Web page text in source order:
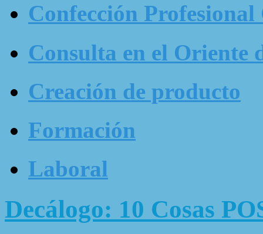
Confección Profesional
Consulta en el Oriente
Creación de producto
Formación
Laboral
Decálogo: 10 Cosas